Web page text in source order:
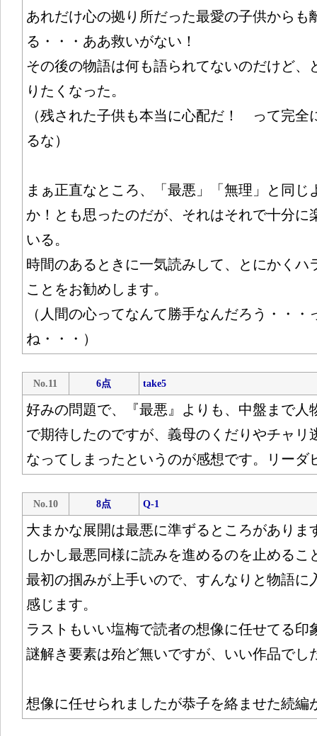
あれだけ心の拠り所だった最愛の子供からも
る・・・ああ救いがない！
その後の物語は何も語られてないのだけど、
りたくなった。
（残された子供も本当に心配だ！ って完全
るな）
まぁ正直なところ、「最悪」「無理」と同じ
か！とも思ったのだが、それはそれで十分に
いる。
時間のあるときに一気読みして、とにかくハ
ことをお勧めします。
（人間の心ってなんて勝手なんだろう・・・
ね・・・）
No.11 6点 take5
好みの問題で、『最悪』よりも、中盤まで人
で期待したのですが、義母のくだりやチャリ
なってしまったというのが感想です。リーダ
No.10 8点 Q-1
大まかな展開は最悪に準ずるところがありま
しかし最悪同様に読みを進めるのを止めるこ
最初の掴みが上手いので、すんなりと物語に
感じます。
ラストもいい塩梅で読者の想像に任せてる印
謎解き要素は殆ど無いですが、いい作品でし
想像に任せられましたが恭子を絡ませた続編